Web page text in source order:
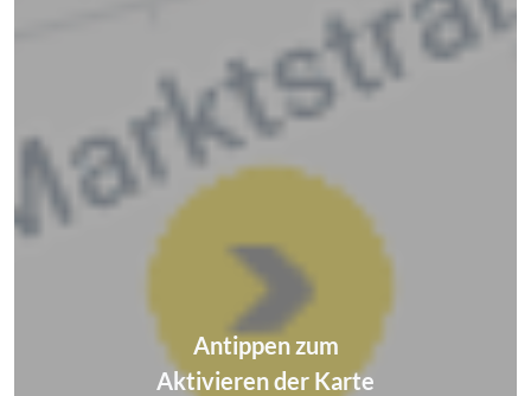
Antippen zum
Aktivieren der Karte